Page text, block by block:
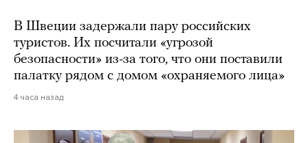
В Швеции задержали пару российских
туристов. Их посчитали «угрозой
безопасности» из-за того, что они поставили
палатку рядом с домом «охраняемого лица»
4 часа назад